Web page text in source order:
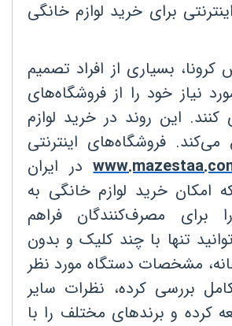
برای خرید لوازم خانگی
بسیاری از افراد تصمیم
نیاز خود را از فروشگاه‌های
کنند. این روند در خرید لوازم
فروشگاه‌های اینترنتی
در ایران
امکان خرید لوازم خانگی به
برای مصرف‌کنندگان فراهم
تنها با چند کلیک و بدون
مشخصات دستگاه مورد نظر
بررسی کرده، نظرات سایر
کرده و برندهای مختلف را با